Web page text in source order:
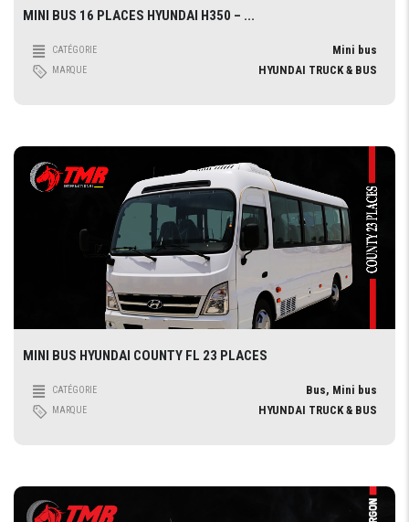
MINI BUS 16 PLACES HYUNDAI H350 – ...
CATÉGORIE Mini bus
MARQUE HYUNDAI TRUCK & BUS
MINI BUS HYUNDAI COUNTY FL 23 PLACES
CATÉGORIE Bus, Mini bus
MARQUE HYUNDAI TRUCK & BUS